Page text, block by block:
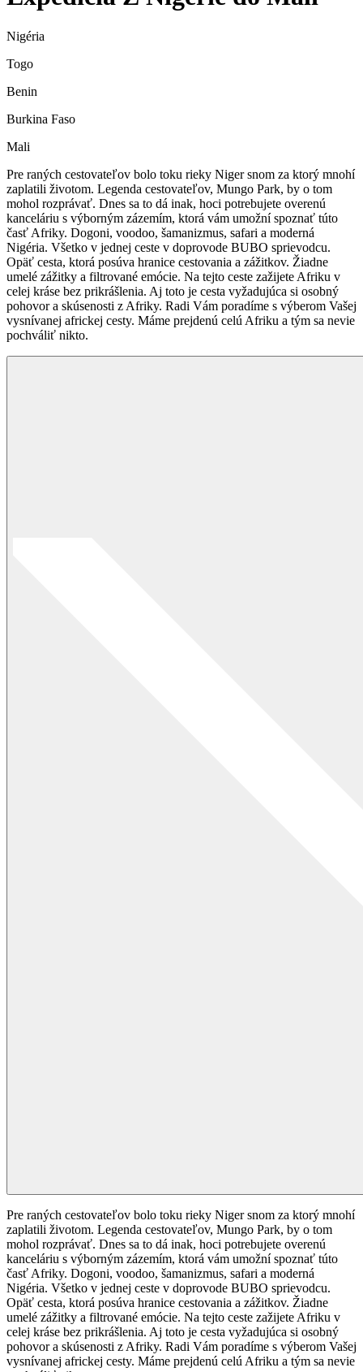
Nigéria
Togo
Benin
Burkina Faso
Mali
Pre raných cestovateľov bolo toku rieky Niger snom za ktorý mnohí
zaplatili životom. Legenda cestovateľov, Mungo Park, by o tom
mohol rozprávať. Dnes sa to dá inak, hoci potrebujete overenú
kanceláriu s výborným zázemím, ktorá vám umožní spoznať túto
časť Afriky. Dogoni, voodoo, šamanizmus, safari a moderná
Nigéria. Všetko v jednej ceste v doprovode BUBO sprievodcu.
Opäť cesta, ktorá posúva hranice cestovania a zážitkov. Žiadne
umelé zážitky a filtrované emócie. Na tejto ceste zažijete Afriku v
celej kráse bez prikrášlenia. Aj toto je cesta vyžadujúca si osobný
pohovor a skúsenosti z Afriky. Radi Vám poradíme s výberom Vašej
vysnívanej africkej cesty. Máme prejdenú celú Afriku a tým sa nevie
pochváliť nikto.
Pre raných cestovateľov bolo toku rieky Niger snom za ktorý mnohí
zaplatili životom. Legenda cestovateľov, Mungo Park, by o tom
mohol rozprávať. Dnes sa to dá inak, hoci potrebujete overenú
kanceláriu s výborným zázemím, ktorá vám umožní spoznať túto
časť Afriky. Dogoni, voodoo, šamanizmus, safari a moderná
Nigéria. Všetko v jednej ceste v doprovode BUBO sprievodcu.
Opäť cesta, ktorá posúva hranice cestovania a zážitkov. Žiadne
umelé zážitky a filtrované emócie. Na tejto ceste zažijete Afriku v
celej kráse bez prikrášlenia. Aj toto je cesta vyžadujúca si osobný
pohovor a skúsenosti z Afriky. Radi Vám poradíme s výberom Vašej
vysnívanej africkej cesty. Máme prejdenú celú Afriku a tým sa nevie